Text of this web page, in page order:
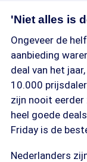
'Niet alles is
Ongeveer de
aanbieding
deal van het
10.000
zijn nooit
heel goede
Friday is de
Nederlanders